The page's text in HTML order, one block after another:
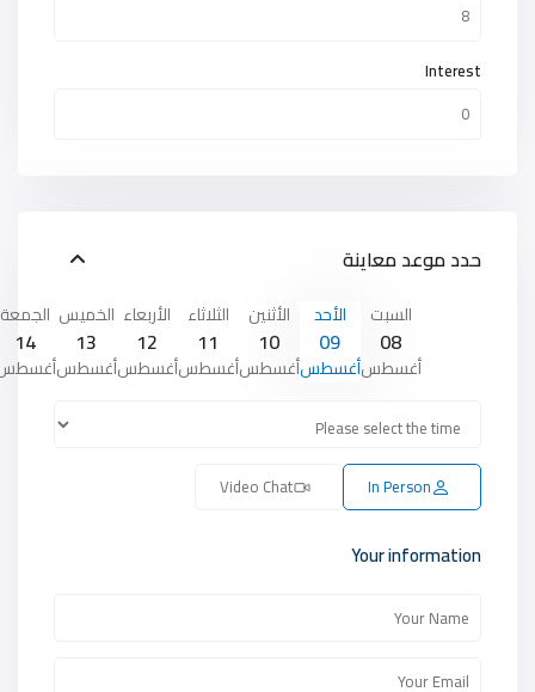
Interest
حدد موعد معاينة
السبت
08
أغسطس
الأحد
09
أغسطس
الأثنين
10
أغسطس
الثلاثاء
11
أغسطس
الأربعاء
12
أغسطس
الخميس
13
أغسطس
الجمعة
14
In Person
Video Chat
Your information